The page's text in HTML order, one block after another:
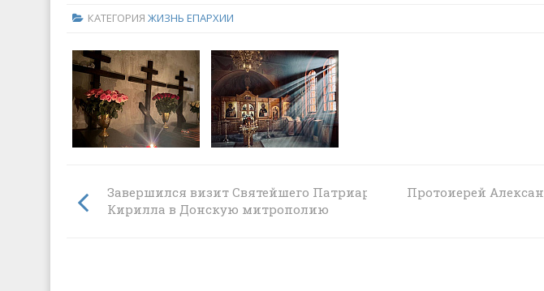
КАТЕГОРИЯ ЖИЗНЬ ЕПАРХИИ
Завершился визит Святейшего Патриарха
Кирилла в Донскую митрополию
Протоиерей